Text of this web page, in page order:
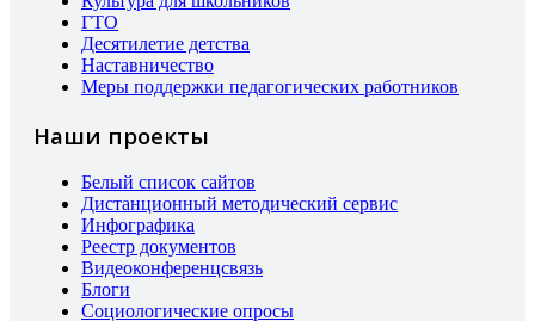
ГТО
Десятилетие детства
Наставничество
Меры поддержки педагогических работников
Наши проекты
Белый список сайтов
Дистанционный методический сервис
Инфографика
Реестр документов
Видеоконференцсвязь
Блоги
Социологические опросы